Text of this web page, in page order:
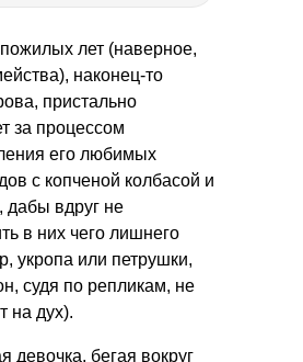
лет (наверное,
наконец-то
пристально
за процессом
его любимых
с копченой колбасой и
дабы вдруг не
в них чего лишнего
укропа или петрушки,
судя по репликам, не
на дух).
девочка, бегая вокруг